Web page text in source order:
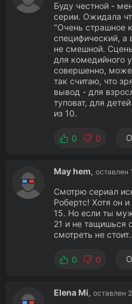
Буду честной -
серии. Ожидала
"Очень страшное
специфический, а
не смешной.
для комедийного
совершенно,
так считаю, что
вывод - для
туповат, для
из 10.
0 0
May hem, оставлен
Смотрю сериал
Робертс! Хотя он
15. Но если ты
21 и не тащишься
смотреть не
0 0
Elena Mi, оставлен